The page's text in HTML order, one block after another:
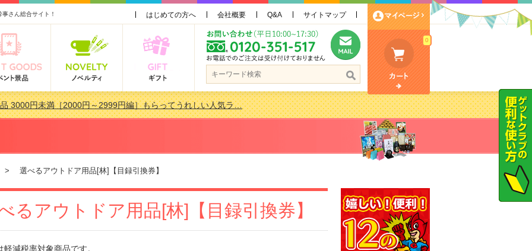
さん総合サイト！ はじめての方へ 会社概要 Q&A サイトマップ
0
3000円未満［2000円～2999円編］もらってうれしい人気ラ…
おすすめ金額別人気ランキング 更新しました！
選べるアウトドア用品[林]【目録引換券】
るアウトドア用品[林]【目録引換券】
減税率対象商品です。